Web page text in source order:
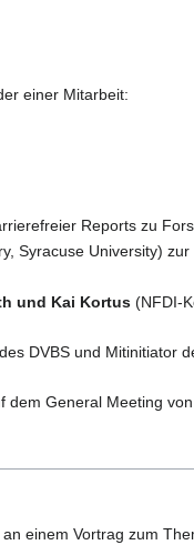
einer Mitarbeit:
Reports zu
Syracuse University)
und Kai Kortus (NFDI-
DVBS und Mitinitiator
dem General Meeting
einem Vortrag zum